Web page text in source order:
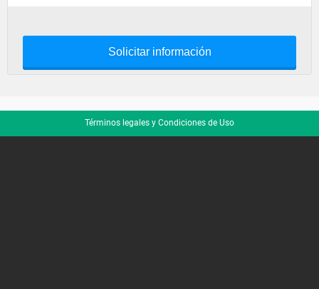
Solicitar información
Términos legales y Condiciones de Uso